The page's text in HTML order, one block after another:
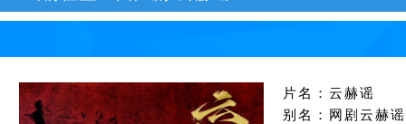
片名：云赫谣
别名：网剧云赫谣